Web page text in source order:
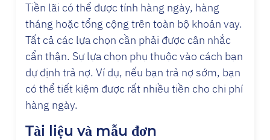
Tiền lãi có thể được tính hàng ngày, hàng
tháng hoặc tổng cộng trên toàn bộ khoản vay.
Tất cả các lựa chọn cần phải được cân nhắc
cẩn thận. Sự lựa chọn phụ thuộc vào cách bạn
dự định trả nợ. Ví dụ, nếu bạn trả nợ sớm, bạn
có thể tiết kiệm được rất nhiều tiền cho chi phí
hàng ngày.
Tài liệu và mẫu đơn